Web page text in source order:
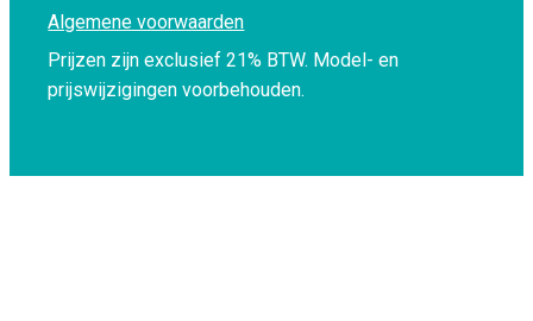
Algemene voorwaarden
Prijzen zijn exclusief 21% BTW. Model- en
prijswijzigingen voorbehouden.